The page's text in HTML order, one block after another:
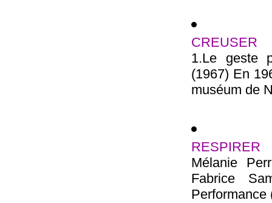
CREUSER
1.Le geste
(1967) En
muséum de
RESPIRER
Mélanie
Fabrice
Performance